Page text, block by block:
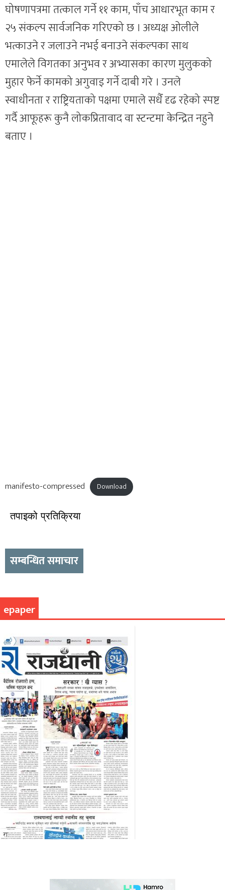
घोषणापत्रमा तत्काल गर्ने ११ काम, पाँच आधारभूत काम र
२५ संकल्प सार्वजनिक गरिएको छ । अध्यक्ष ओलीले
भत्काउने र जलाउने नभई बनाउने संकल्पका साथ
एमालेले विगतका अनुभव र अभ्यासका कारण मुलुकको
मुहार फेर्ने कामको अगुवाइ गर्ने दाबी गरे । उनले
स्वाधीनता र राष्ट्रियताको पक्षमा एमाले सधैँ दृढ रहेको स्पष्ट
गर्दै आफूहरू कुनै लोकप्रितावाद वा स्टन्टमा केन्द्रित नहुने
बताए ।
manifesto-compressed Download
तपाइको प्रतिक्रिया
सम्बन्धित समाचार
epaper